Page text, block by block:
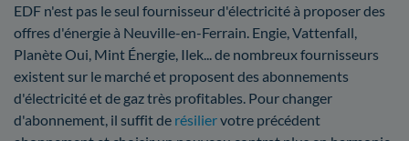
EDF n'est pas le seul fournisseur d'électricité à proposer des
offres d'énergie à Neuville-en-Ferrain. Engie, Vattenfall,
Planète Oui, Mint Énergie, Ilek... de nombreux fournisseurs
existent sur le marché et proposent des abonnements
d'électricité et de gaz très profitables. Pour changer
d'abonnement, il suffit de résiliervotre précédent